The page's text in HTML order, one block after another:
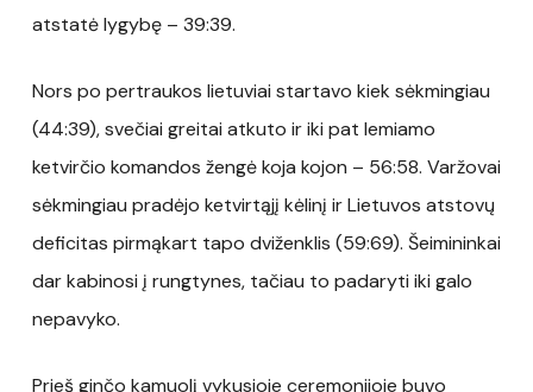
atstatė lygybę – 39:39.
Nors po pertraukos lietuviai startavo kiek sėkmingiau
(44:39), svečiai greitai atkuto ir iki pat lemiamo
ketvirčio komandos žengė koja kojon – 56:58. Varžovai
sėkmingiau pradėjo ketvirtąjį kėlinį ir Lietuvos atstovų
deficitas pirmąkart tapo dviženklis (59:69). Šeimininkai
dar kabinosi į rungtynes, tačiau to padaryti iki galo
nepavyko.
Prieš ginčo kamuolį vykusioje ceremonijoje buvo